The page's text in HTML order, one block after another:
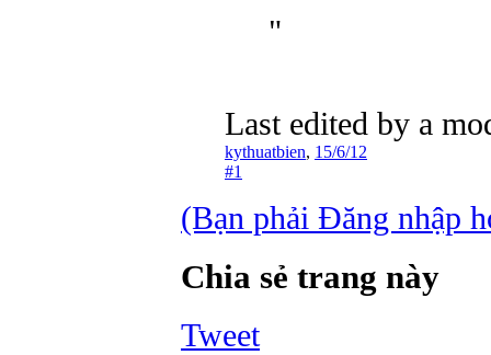
"
Last edited by a
kythuatbien, 15/6/12
#1
(Bạn phải Đăng nhập
Chia sẻ trang này
Tweet